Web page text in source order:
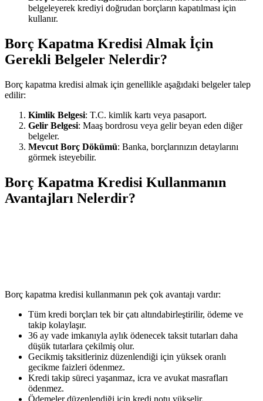
belgeleyerek krediyi doğrudan borçların kapatılması için
kullanır.
Borç Kapatma Kredisi Almak İçin
Gerekli Belgeler Nelerdir?
Borç kapatma kredisi almak için genellikle aşağıdaki belgeler talep
edilir:
Kimlik Belgesi: T.C. kimlik kartı veya pasaport.
Gelir Belgesi: Maaş bordrosu veya gelir beyan eden diğer
belgeler.
Mevcut Borç Dökümü: Banka, borçlarınızın detaylarını
görmek isteyebilir.
Borç Kapatma Kredisi Kullanmanın
Avantajları Nelerdir?
Borç kapatma kredisi kullanmanın pek çok avantajı vardır:
Tüm kredi borçları tek bir çatı altındabirleştirilir, ödeme ve
takip kolaylaşır.
36 ay vade imkanıyla aylık ödenecek taksit tutarları daha
düşük tutarlara çekilmiş olur.
Gecikmiş taksitleriniz düzenlendiği için yüksek oranlı
gecikme faizleri ödenmez.
Kredi takip süreci yaşanmaz, icra ve avukat masrafları
ödenmez.
Ödemeler düzenlendiği için kredi notu yükselir.